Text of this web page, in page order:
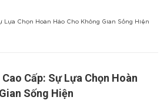
Lựa Chọn Hoàn Hảo Cho Không Gian Sống Hiện
Cấp: Sự Lựa Chọn Hoàn
Sống Hiện